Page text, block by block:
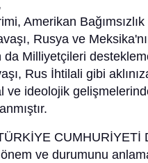
Amerikan
Rusya ve
da Milliyetçileri
Rus İhtilali gibi
ve ideolojik
CUMHURİYETİ
önem ve durumunu